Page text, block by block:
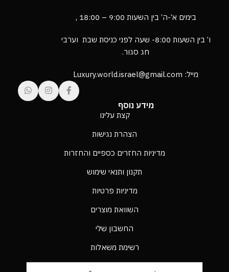
בימים א’-ה’ בין השעות 9:00 – 18:00 ,
ו’ בין השעות 8:00- שעה לפני כניסת שבת וערבי
חג סגור.
מייל: Luxury.world.israel@gmail.com
מידע נוסף
קצת עלינו
הצהרת נגישות
מדיניות החזרים כספיים והחזרות
תקנון ותנאי שימוש
מדיניות פרטיות
השוואת מוצרים
החשבון שלי
רשימת משאלות